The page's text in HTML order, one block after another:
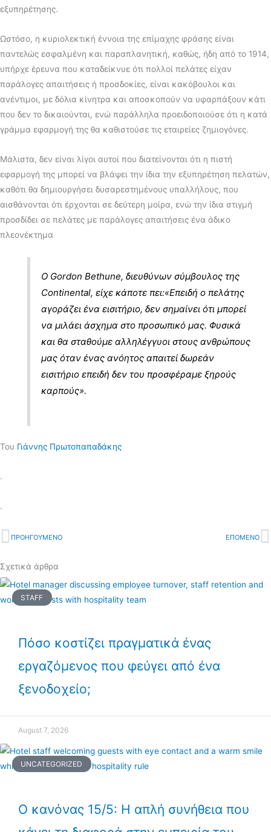
εξυπηρέτησης.
Ωστόσο, η κυριολεκτική έννοια της επίμαχης φράσης είναι
παντελώς εσφαλμένη και παραπλανητική, καθώς, ήδη από το 1914,
υπήρχε έρευνα που καταδείκνυε ότι πολλοί πελάτες είχαν
παράλογες απαιτήσεις ή προσδοκίες, είναι κακόβουλοι και
ανέντιμοι, με δόλια κίνητρα και αποσκοπούν να υφαρπάξουν κάτι
που δεν το δικαιούνται, ενώ παράλληλα προειδοποιούσε ότι η κατά
γράμμα εφαρμογή της θα καθιστούσε τις εταιρείες ζημιογόνες.
Μάλιστα, δεν είναι λίγοι αυτοί που διατείνονται ότι η πιστή
εφαρμογή της μπορεί να βλάψει την ίδια την εξυπηρέτηση πελατών,
καθότι θα δημιουργήσει δυσαρεστημένους υπαλλήλους, που
αισθάνονται ότι έρχονται σε δεύτερη μοίρα, ενώ την ίδια στιγμή
προσδίδει σε πελάτες με παράλογες απαιτήσεις ένα άδικο
πλεονέκτημα
Ο Gordon Bethune, διευθύνων σύμβουλος της
Continental, είχε κάποτε πει:«Επειδή ο πελάτης
αγοράζει ένα εισιτήριο, δεν σημαίνει ότι μπορεί
να μιλάει άσχημα στο προσωπικό μας. Φυσικά
και θα σταθούμε αλληλέγγυοι στους ανθρώπους
μας όταν ένας ανόητος απαιτεί δωρεάν
εισιτήριο επειδή δεν του προσφέραμε ξηρούς
καρπούς».
Του Γιάννης Πρωτοπαπαδάκης
.
.
Prev
ΠΡΟΗΓΟΥΜΕΝΟ ΕΠΟΜΕΝΟ
Σχετικά άρθρα
STAFF
Πόσο κοστίζει πραγματικά ένας
εργαζόμενος που φεύγει από ένα
ξενοδοχείο;
August 7, 2026
UNCATEGORIZED
Ο κανόνας 15/5: Η απλή συνήθεια που